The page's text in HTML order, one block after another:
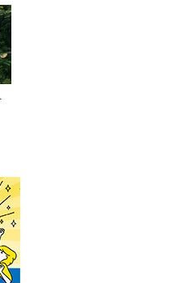
ニフティ温泉を使って手軽に